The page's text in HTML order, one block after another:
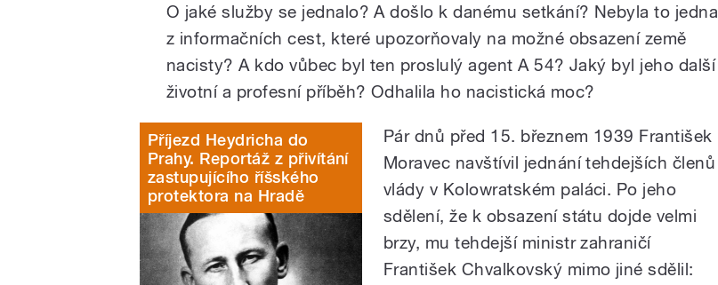
O jaké služby se jednalo? A došlo k danému setkání? Nebyla to jedna
z informačních cest, které upozorňovaly na možné obsazení země
nacisty? A kdo vůbec byl ten proslulý agent A 54? Jaký byl jeho další
životní a profesní příběh? Odhalila ho nacistická moc?
Příjezd Heydricha do
Prahy. Reportáž z přivítání
zastupujícího říšského
protektora na Hradě
Pár dnů před 15. březnem 1939 František
Moravec navštívil jednání tehdejších členů
vlády v Kolowratském paláci. Po jeho
sdělení, že k obsazení státu dojde velmi
brzy, mu tehdejší ministr zahraničí
František Chvalkovský mimo jiné sdělil: